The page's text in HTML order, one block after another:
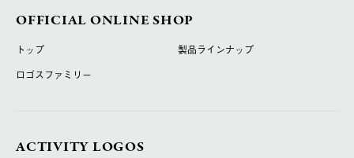
OFFICIAL ONLINE SHOP
トップ
製品ラインナップ
ロゴスファミリー
ACTIVITY LOGOS